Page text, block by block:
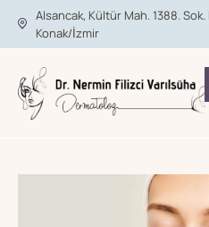
Alsancak, Kültür Mah. 1388.
Konak/İzmir